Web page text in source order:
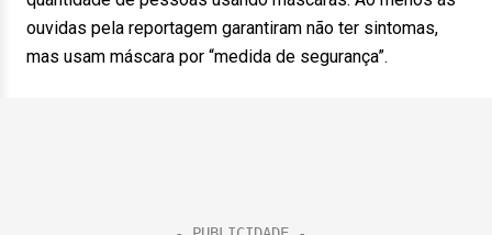
ouvidas pela reportagem garantiram não ter sintomas,
mas usam máscara por “medida de segurança”.